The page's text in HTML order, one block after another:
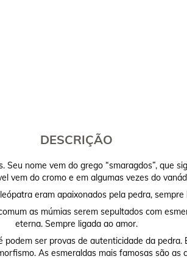
DESCRIÇÃO
nome vem do grego “smaragdos”, que
vem do cromo e em algumas vezes do
eram apaixonados pela pedra,
as múmias serem sepultados com
eterna. Sempre ligada ao amor.
ser provas de autenticidade da
As esmeraldas mais famosas são as